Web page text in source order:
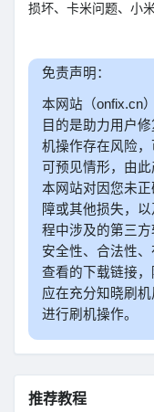
损坏、卡米问题、小
免责声明：
本网站（onfix.cn
目的是助力用户
机操作存在风险
可预见情形，由
本网站对因您未
障或其他损失，
程中涉及的第三
安全性、合法性
查看的下载链接
应在充分知晓刷
进行刷机操作。
推荐教程